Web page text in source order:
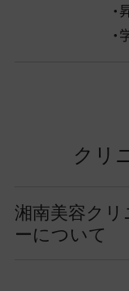
・
クリ
湘南美容ク
ーについて